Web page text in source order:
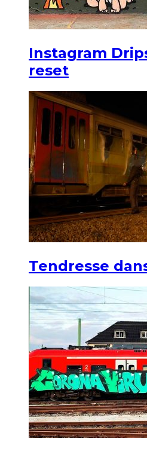
Instagram
reset
Tendresse